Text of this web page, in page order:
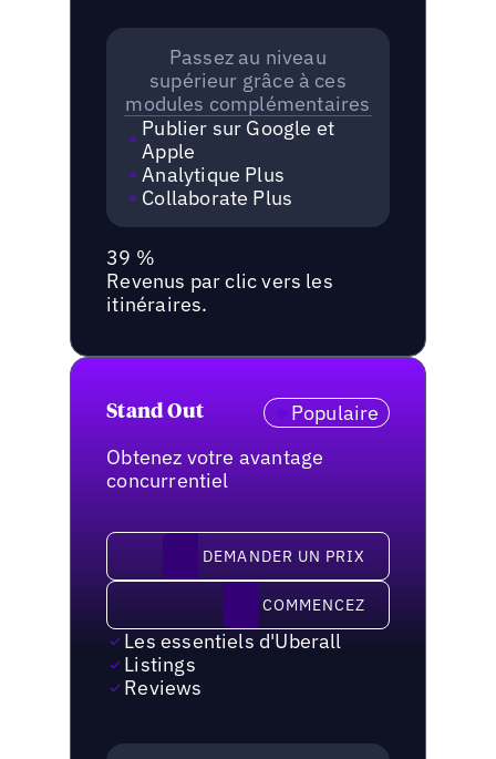
Passez au niveau
supérieur grâce à ces
modules complémentaires
Publier sur Google et
Apple
Analytique Plus
Collaborate Plus
39 %
Revenus par clic vers les
itinéraires.
Stand Out
Populaire
Obtenez votre avantage
concurrentiel
demander un prixDEMANDER UN PRIX
Commencez COMMENCEZ
Les essentiels d'Uberall
Listings
Reviews